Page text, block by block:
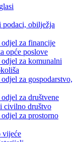
podaci, obilježja
za financije
opće poslove
za komunalni
za gospodarstvo,
za društvene
civilno društvo
za prostorno
vijeće